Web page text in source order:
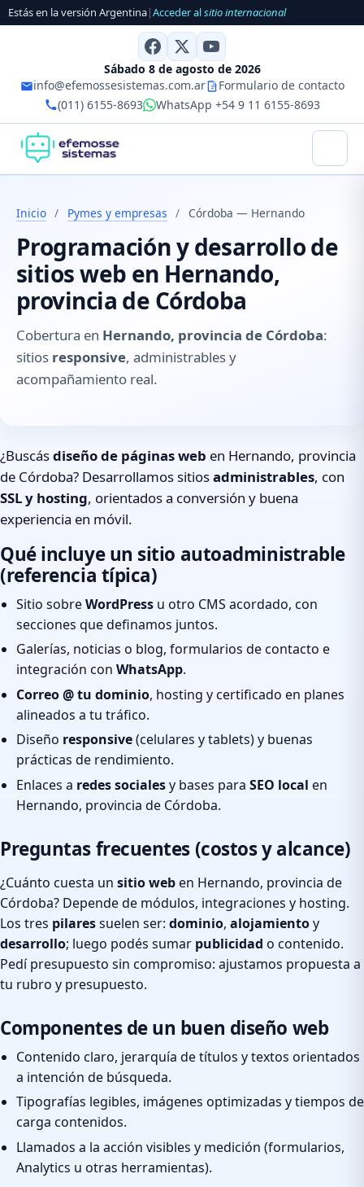
Estás en la versión Argentina|Acceder alsitio internacional
Sábado 8 de agosto de 2026
info@efemossesistemas.com.ar
Formulario de contacto
(011) 6155-8693
WhatsApp +54 9 11 6155-8693
Inicio / Pymes y empresas / Córdoba — Hernando
Programación y desarrollo de
sitios web en Hernando,
provincia de Córdoba
Cobertura en Hernando, provincia de Córdoba:
sitios responsive, administrables y
acompañamiento real.
¿Buscásdiseño de páginas web en Hernando, provincia
de Córdoba? Desarrollamos sitiosadministrables, con
SSL y hosting, orientados a conversión y buena
experiencia en móvil.
Qué incluye un sitio autoadministrable
(referencia típica)
Sitio sobreWordPress u otro CMS acordado, con
secciones que definamos juntos.
Galerías, noticias o blog, formularios de contacto e
integración con WhatsApp.
Correo @ tu dominio, hosting y certificado en planes
alineados a tu tráfico.
Diseño responsive(celulares y tablets) y buenas
prácticas de rendimiento.
Enlaces a redes socialesy bases para SEO local en
Hernando, provincia de Córdoba.
Preguntas frecuentes (costos y alcance)
¿Cuánto cuesta un sitio weben Hernando, provincia de
Córdoba? Depende de módulos, integraciones y hosting.
Los tres pilaressuelen ser: dominio, alojamientoy
desarrollo; luego podés sumar publicidad o contenido.
Pedí presupuesto sin compromiso: ajustamos propuesta a
tu rubro y presupuesto.
Componentes de un buen diseño web
Contenido claro, jerarquía de títulos y textos orientados
a intención de búsqueda.
Tipografías legibles, imágenes optimizadas y tiempos de
carga contenidos.
Llamados a la acción visibles y medición (formularios,
Analytics u otras herramientas).